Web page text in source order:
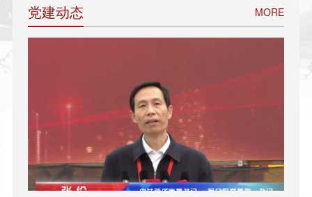
党建动态 MORE